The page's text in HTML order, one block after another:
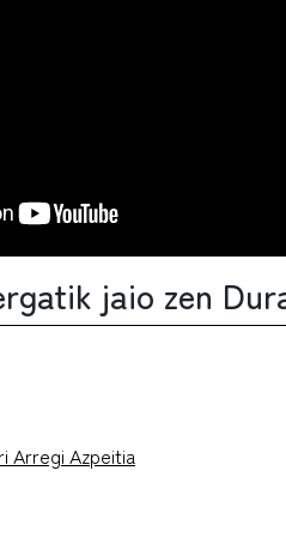
jaio zen
Arregi Azpeitia